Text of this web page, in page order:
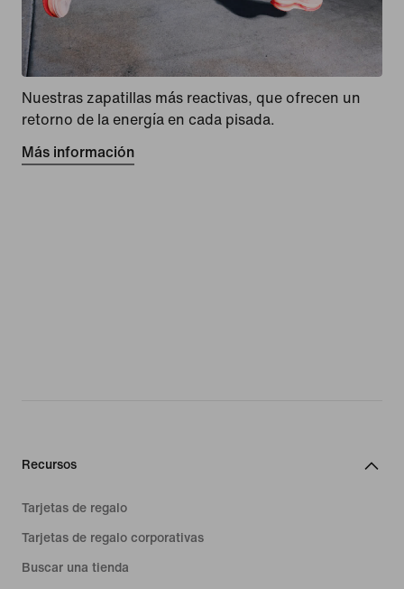
Nuestras zapatillas más reactivas, que ofrecen un
retorno de la energía en cada pisada.
Más información
Recursos
Tarjetas de regalo
Tarjetas de regalo corporativas
Buscar una tienda